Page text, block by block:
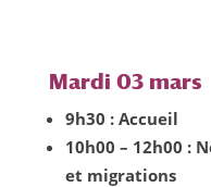
Mardi 03 mars
9h30 : Accueil
10h00 – 12h00 :
et migrations